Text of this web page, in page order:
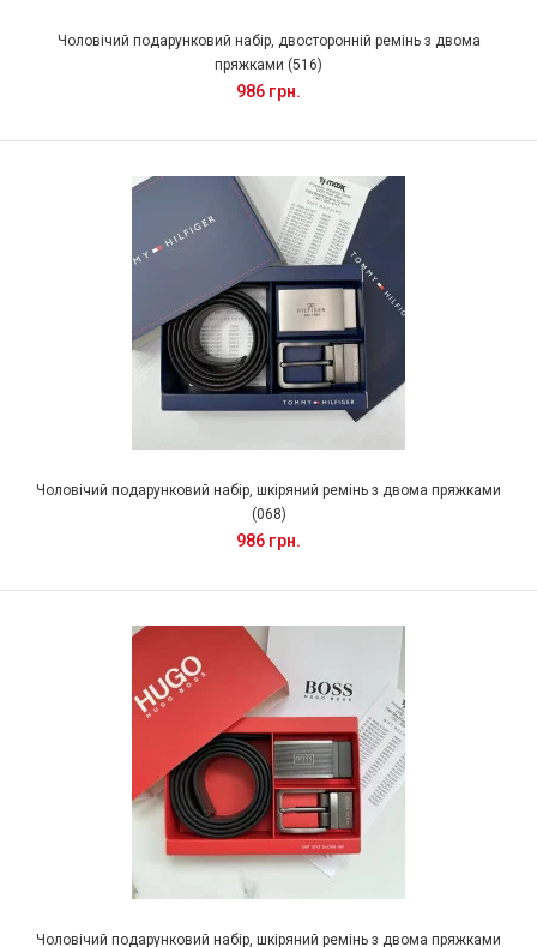
Чоловічий подарунковий набір, двосторонній ремінь з двома
пряжками (516)
986 грн.
Чоловічий подарунковий набір, шкіряний ремінь з двома пряжками
(068)
986 грн.
Чоловічий подарунковий набір, шкіряний ремінь з двома пряжками